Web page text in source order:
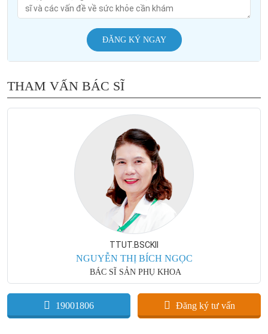
ĐĂNG KÝ NGAY
THAM VẤN BÁC SĨ
TTUT.BSCKII
NGUYỄN THỊ BÍCH NGỌC
BÁC SĨ SẢN PHỤ KHOA
19001806 Đăng ký tư vấn